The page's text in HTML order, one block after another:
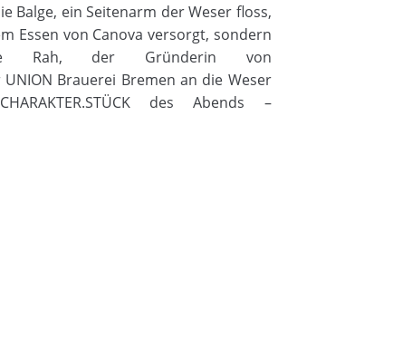
Balge, ein Seitenarm der Weser floss,
Essen von Canova versorgt, sondern
Rah, der Gründerin von
Brauerei Bremen an die Weser
CHARAKTER.STÜCKdes Abends –